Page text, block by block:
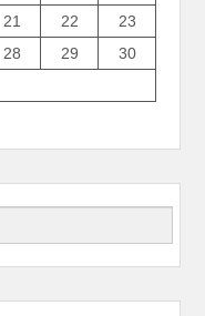
21 22
23
28 29
30